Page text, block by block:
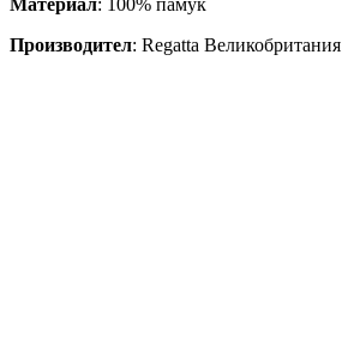
Производител: Regatta Великобритания